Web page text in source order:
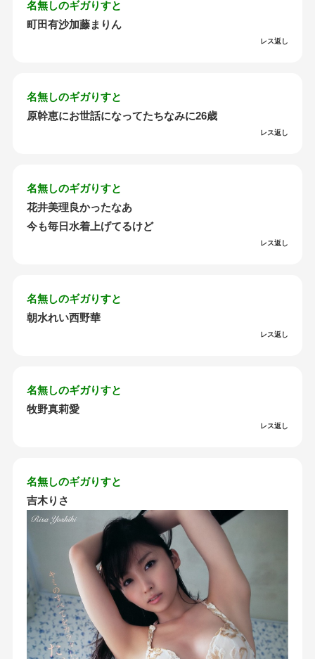
名無しのギガりすと
町田有沙加藤まりん
レス返し
名無しのギガりすと
原幹恵にお世話になってたちなみに26歳
レス返し
名無しのギガりすと
花井美理良かったなあ
今も毎日水着上げてるけど
レス返し
名無しのギガりすと
朝水れい西野華
レス返し
名無しのギガりすと
牧野真莉愛
レス返し
名無しのギガりすと
吉木りさ